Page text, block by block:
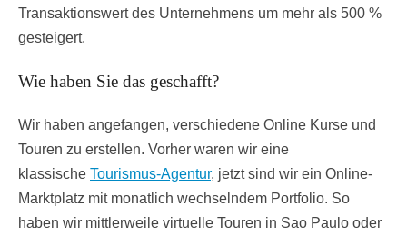
Transaktionswert des Unternehmens um mehr als 500 %
gesteigert.
Wie haben Sie das geschafft?
Wir haben angefangen, verschiedene Online Kurse und
Touren zu erstellen. Vorher waren wir eine
klassische Tourismus-Agentur, jetzt sind wir ein Online-
Marktplatz mit monatlich wechselndem Portfolio. So
haben wir mittlerweile virtuelle Touren in Sao Paulo oder